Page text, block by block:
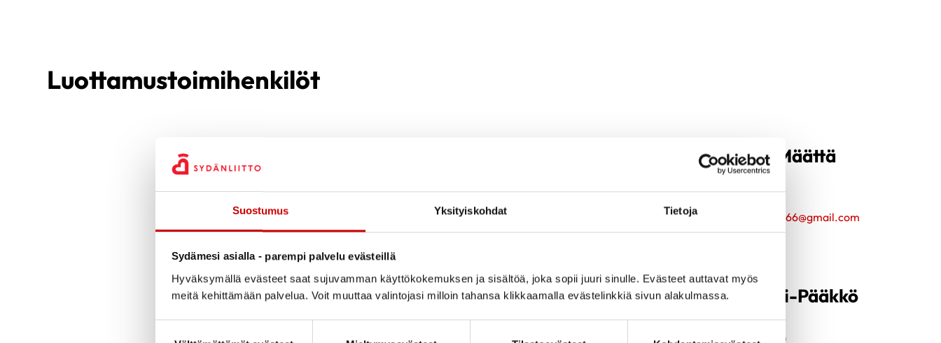
Suostumus Yksityiskohdat Tietoja
Sydämesi asialla - parempi palvelu evästeillä
Hyväksymällä evästeet saat sujuvamman käyttökokemuksen ja sisältöä, joka sopii juuri sinulle. Evästeet auttavat myös
meitä kehittämään palvelua. Voit muuttaa valintojasi milloin tahansa klikkaamalla evästelinkkiä sivun alakulmassa.
Luottamustoimihenkilöt
Hilkka Määttä
hilkkamaatta66@gmail.com
Yrjö Perkkiö
Piirihallitus
0405060325
Alli Riipi-Pääkkö
Piirihallitus
0405389780